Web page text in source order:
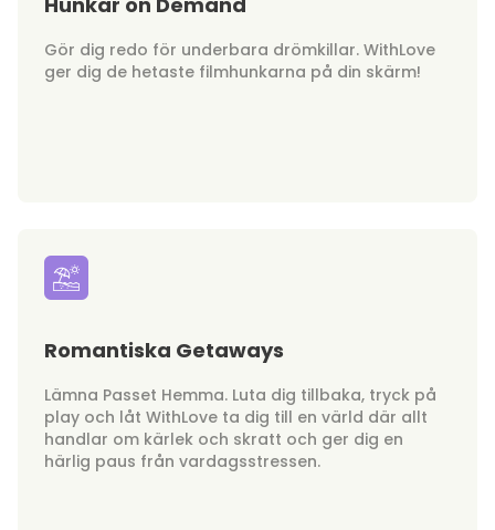
Gör dig redo för underbara drömkillar. WithLove
ger dig de hetaste filmhunkarna på din skärm!
Romantiska Getaways
Lämna Passet Hemma. Luta dig tillbaka, tryck på
play och låt WithLove ta dig till en värld där allt
handlar om kärlek och skratt och ger dig en
härlig paus från vardagsstressen.